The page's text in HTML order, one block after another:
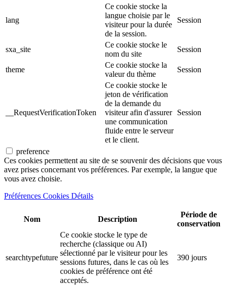
lang
Ce cookie stocke la
langue choisie par le
visiteur pour la durée
de la session.
Session
sxa_site
Ce cookie stocke le
nom du site
Session
theme
Ce cookie stocke la
valeur du thème
Session
__RequestVerificationToken
Ce cookie stocke le
jeton de vérification
de la demande du
visiteur afin d'assurer
une communication
fluide entre le serveur
et le client.
Session
preference
Ces cookies permettent au site de se souvenir des décisions que vous
avez prises concernant vos préférences. Par exemple, la langue que
vous avez choisie.
Préférences Cookies Détails
Nom Description
Période de
conservation
searchtypefuture
Ce cookie stocke le type de
recherche (classique ou AI)
sélectionné par le visiteur pour les
sessions futures, dans le cas où les
cookies de préférence ont été
acceptés.
390 jours